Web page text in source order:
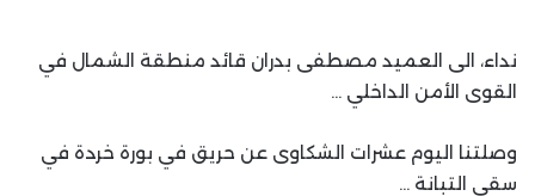
نداء، الى العميد مصطفى بدران قائد منطقة الشمال في
القوى الأمن الداخلي …
وصلتنا اليوم عشرات الشكاوى عن حريق في بورة خردة في
سقي التبانة …